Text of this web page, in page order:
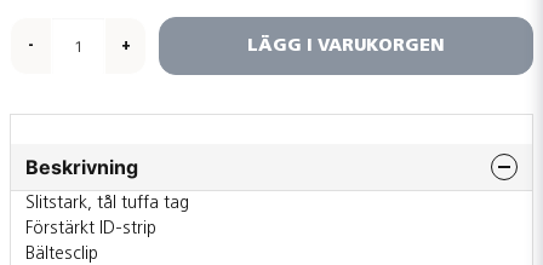
- + LÄGG I VARUKORGEN
Beskrivning
Slitstark, tål tuffa tag
Förstärkt ID-strip
Bältesclip